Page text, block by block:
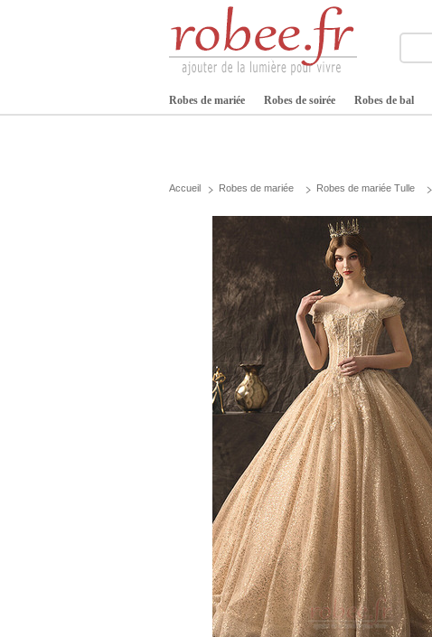
Robes de mariée Robes de soirée Robes de bal
Accueil Robes de mariée Robes de mariée Tulle